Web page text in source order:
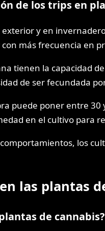
de los trips en
exterior y en
más frecuencia en
tienen la capacidad
de ser fecundada
puede poner entre
en el cultivo para
los
las plantas
de cannabis?